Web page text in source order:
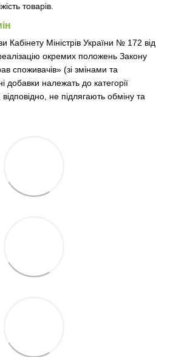
товарів.
Кабінету Міністрів України № 172 від
окремих положень Закону
споживачів» (зі змінами та
добавки належать до категорії
відповідно, не підлягають обміну та